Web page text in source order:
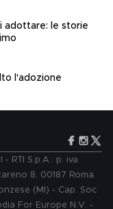
adottare: le storie
l'adozione
RTI S.p.A.: p. iva
8, 00187 Roma.
(MI) - Cap. Soc.
For Europe N.V. -